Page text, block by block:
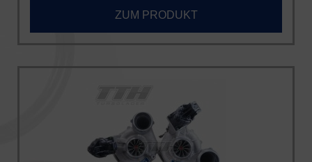
ZUM PRODUKT